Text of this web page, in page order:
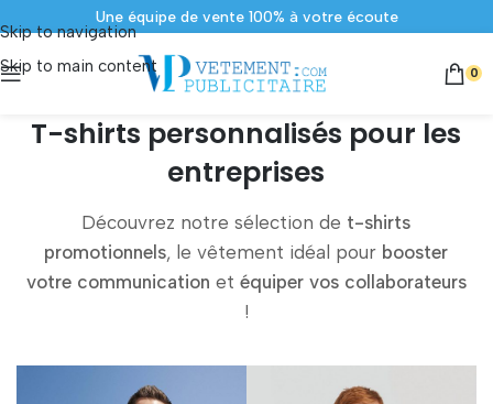
Skip to navigation
Skip to main content
Contact par téléphone au 02 52 352 352
0
T-shirts personnalisés pour les
entreprises
Découvrez notre sélection de t-shirts
promotionnels, le vêtement idéal pour booster
votre communication et équiper vos collaborateurs
!